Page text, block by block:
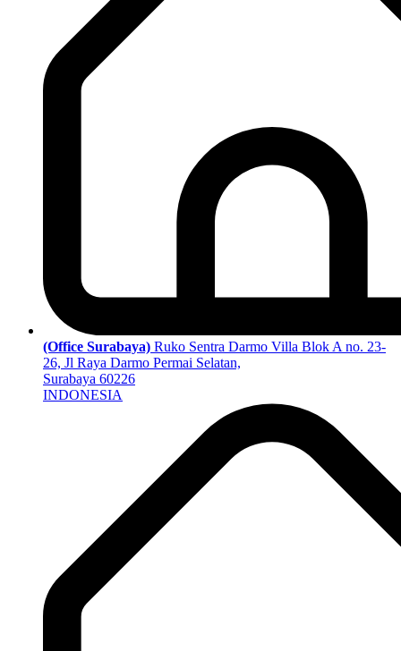
(Office Surabaya) Ruko Sentra Darmo Villa Blok A no. 23-
26, Jl Raya Darmo Permai Selatan,
Surabaya 60226
INDONESIA